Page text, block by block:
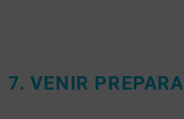
7. VENIR